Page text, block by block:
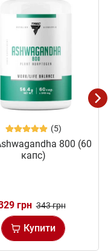
(5)
800 (60
капс)
грн 343 грн
Купити